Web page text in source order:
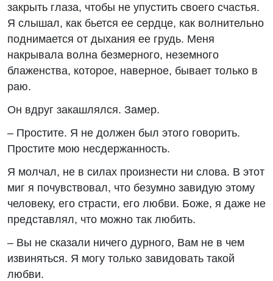
закрыть глаза, чтобы не упустить своего счастья.
Я слышал, как бьется ее сердце, как волнительно
поднимается от дыхания ее грудь. Меня
накрывала волна безмерного, неземного
блаженства, которое, наверное, бывает только в
раю.
Он вдруг закашлялся. Замер.
– Простите. Я не должен был этого говорить.
Простите мою несдержанность.
Я молчал, не в силах произнести ни слова. В этот
миг я почувствовал, что безумно завидую этому
человеку, его страсти, его любви. Боже, я даже не
представлял, что можно так любить.
– Вы не сказали ничего дурного, Вам не в чем
извиняться. Я могу только завидовать такой
любви.